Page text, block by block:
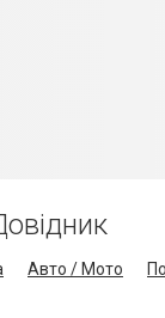
Авто / Мото